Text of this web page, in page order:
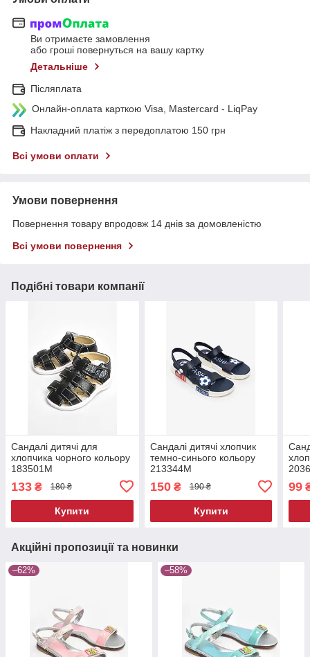
Ви отримаєте замовлення
або гроші повернуться на вашу картку
Детальніше
Післяплата
Онлайн-оплата карткою Visa, Mastercard - LiqPay
Накладний платіж з передоплатою 150 грн
Всі умови оплати
Умови повернення
Повернення товару впродовж 14 днів за домовленістю
Всі умови повернення
Подібні товари компанії
Сандалі дитячі для
хлопчика чорного кольору
183501M
133 ₴ 180 ₴
Купити
Сандалі дитячі хлопчик
темно-синього кольору
213344M
150₴ 190 ₴
Купити
99
Акційні пропозиції та новинки
–62% –58%